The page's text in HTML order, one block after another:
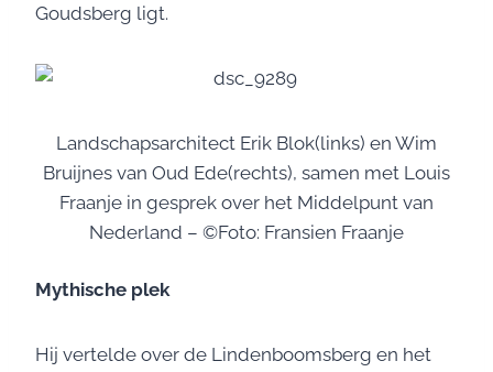
Goudsberg ligt.
Landschapsarchitect Erik Blok(links) en Wim
Bruijnes van Oud Ede(rechts), samen met Louis
Fraanje in gesprek over het Middelpunt van
Nederland – ©Foto: Fransien Fraanje
Mythische plek
Hij vertelde over de Lindenboomsberg en het